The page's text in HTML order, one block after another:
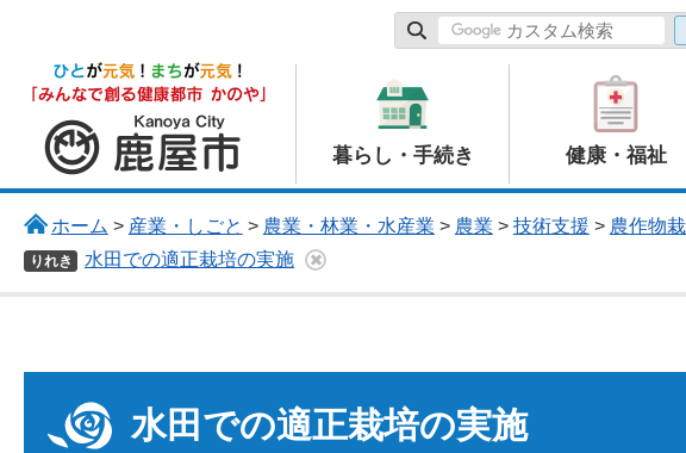
鹿屋市
暮らし・手続き 健康・福祉
ホーム > 産業・しごと > 農業・林業・水産業 > 農業 > 技術支援 > 農作物
りれき 水田での適正栽培の実施
水田での適正栽培の実施